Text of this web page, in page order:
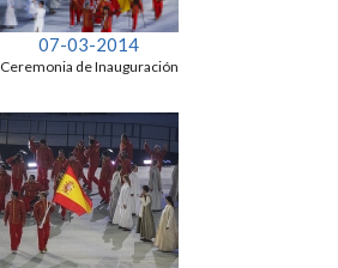
07-03-2014
Ceremonia de Inauguración